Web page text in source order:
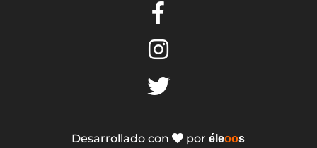
Desarrollado con por éleoos